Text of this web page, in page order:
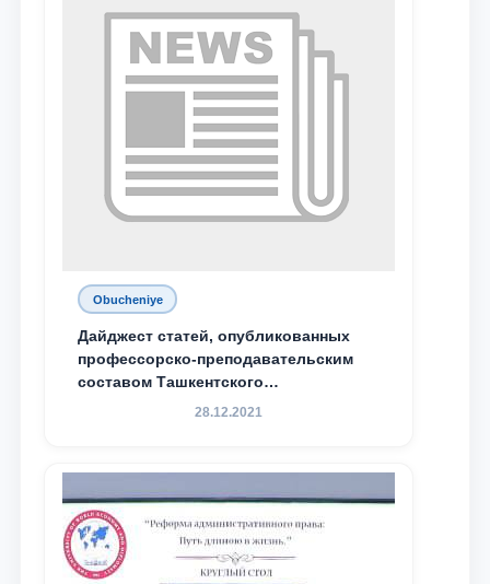
отправить
Obucheniye
Дайджест статей, опубликованных
профессорско-преподавательским
составом Ташкентского
государственного юридического
доведения до международного
сообщества результатов реформ и
исследований в сфере
противодействия коррупции
28.12.2021